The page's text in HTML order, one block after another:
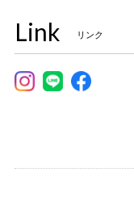
Link リンク